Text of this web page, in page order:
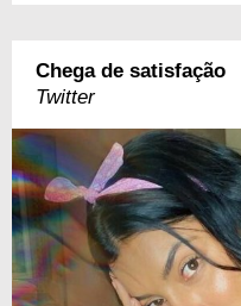
Chega de satisfação
Twitter